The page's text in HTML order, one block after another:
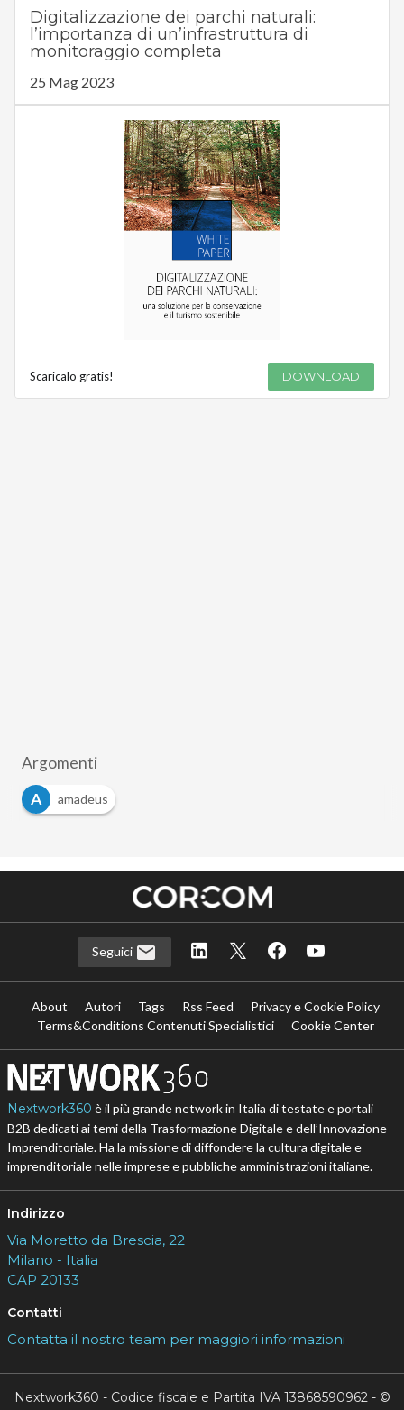
Digitalizzazione dei parchi naturali:
l’importanza di un’infrastruttura di
monitoraggio completa
25 Mag 2023
Scaricalo gratis! DOWNLOAD
Argomenti
A
amadeus
Seguici
About Autori Tags Rss Feed
Privacy e Cookie Policy
Terms&Conditions Contenuti Specialistici
Cookie Center
Nextwork360 è il più grande network in Italia di testate e portali
B2B dedicati ai temi della Trasformazione Digitale e dell’Innovazione
Imprenditoriale. Ha la missione di diffondere la cultura digitale e
imprenditoriale nelle imprese e pubbliche amministrazioni italiane.
Indirizzo
Via Moretto da Brescia, 22
Milano - Italia
CAP 20133
Contatti
Contatta il nostro team per maggiori informazioni
Nextwork360 - Codice fiscale e Partita IVA 13868590962 - ©